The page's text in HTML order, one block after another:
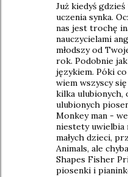
Już kiedyś
uczenia synka.
nas jest trochę
nauczycielami
młodszy od
rok. Podobnie
językiem. Póki co
wiem wszyscy
kilka ulubionych,
ulubionych
Monkey man -
niestety uwielbia
małych dzieci,
Animals, ale
Shapes Fisher
piosenki i